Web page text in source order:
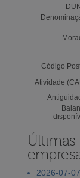
Código
Atividade
Últimas
2026-07-